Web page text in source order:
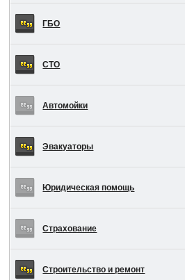
ГБО
СТО
Автомойки
Эвакуаторы
Юридическая помощь
Страхование
Строительство и ремонт